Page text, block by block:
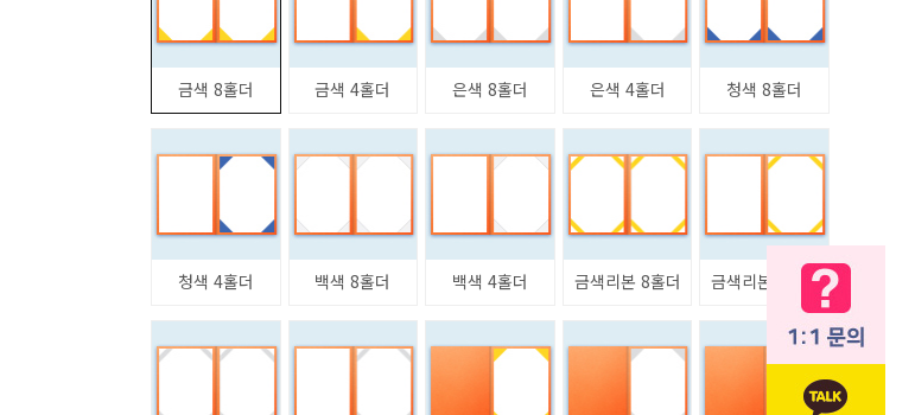
금색 8홀더 금색 4홀더 은색 8홀더 은색 4홀더 청색 8홀더
청색 4홀더 백색 8홀더 백색 4홀더 금색리본 8홀더 금색리본 4홀더